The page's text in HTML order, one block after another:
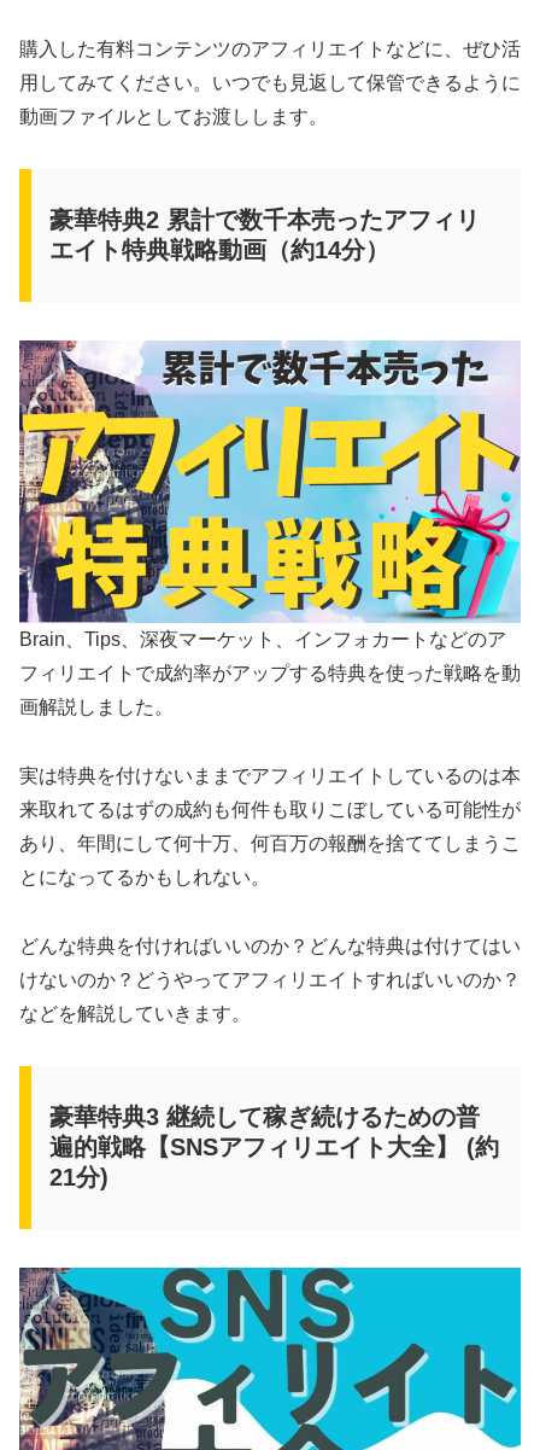
購入した有料コンテンツのアフィリエイトなどに、ぜひ活
用してみてください。いつでも見返して保管できるように
動画ファイルとしてお渡しします。
豪華特典2 累計で数千本売ったアフィリ
エイト特典戦略動画（約14分）
Brain、Tips、深夜マーケット、インフォカートなどのア
フィリエイトで成約率がアップする特典を使った戦略を動
画解説しました。
実は特典を付けないままでアフィリエイトしているのは本
来取れてるはずの成約も何件も取りこぼしている可能性が
あり、年間にして何十万、何百万の報酬を捨ててしまうこ
とになってるかもしれない。
どんな特典を付ければいいのか？どんな特典は付けてはい
けないのか？どうやってアフィリエイトすればいいのか？
などを解説していきます。
豪華特典3 継続して稼ぎ続けるための普
遍的戦略【SNSアフィリエイト大全】 (約
21分)